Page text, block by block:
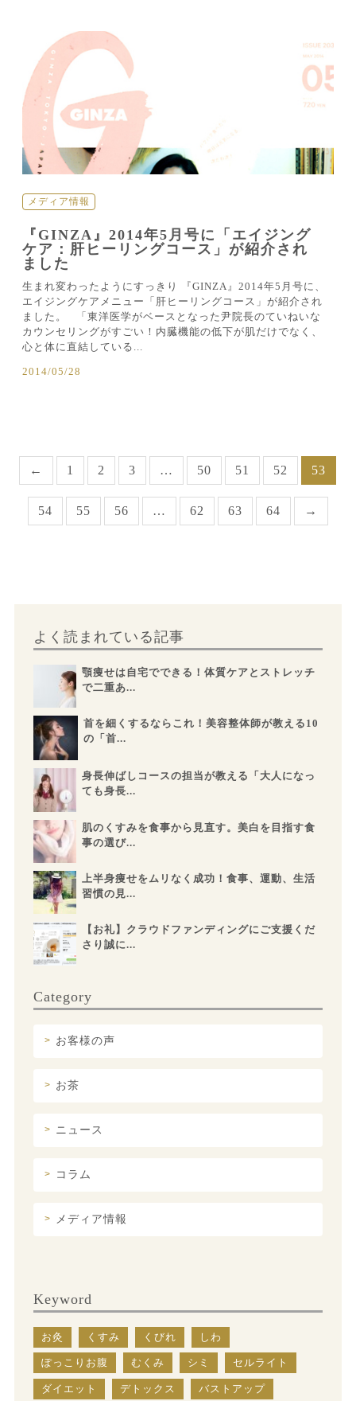
メディア情報
『GINZA』2014年5月号に「エイジング
ケア：肝ヒーリングコース」が紹介され
ました
生まれ変わったようにすっきり 『GINZA』2014年5月号に、
エイジングケアメニュー「肝ヒーリングコース」が紹介され
ました。 「東洋医学がベースとなった尹院長のていねいな
カウンセリングがすごい！内臓機能の低下が肌だけでなく、
心と体に直結している...
2014/05/28
← 1 2 3 … 50 51 52 53
54 55 56 … 62 63 64 →
よく読まれている記事
顎痩せは自宅でできる！体質ケアとストレッチ
で二重あ...
首を細くするならこれ！美容整体師が教える10
の「首...
身長伸ばしコースの担当が教える「大人になっ
ても身長...
肌のくすみを食事から見直す。美白を目指す食
事の選び...
上半身痩せをムリなく成功！食事、運動、生活
習慣の見...
【お礼】クラウドファンディングにご支援くだ
さり誠に...
Category
お客様の声
お茶
ニュース
コラム
メディア情報
Keyword
お灸 くすみ くびれ しわ
ぽっこりお腹 むくみ シミ セルライト
ダイエット デトックス バストアップ